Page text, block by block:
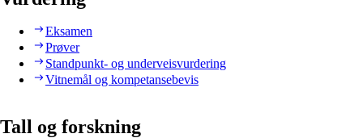
Eksamen
Prøver
Standpunkt- og underveisvurdering
Vitnemål og kompetansebevis
Tall og forskning